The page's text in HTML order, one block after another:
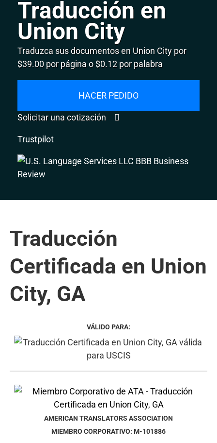
Traducción en
Union City
Traduzca sus documentos en Union City por
$39.00 por página o $0.12 por palabra
HACER PEDIDO
Solicitar una cotización
Trustpilot
Traducción
Certificada en Union
City, GA
VÁLIDO PARA:
AMERICAN TRANSLATORS ASSOCIATION
MIEMBRO CORPORATIVO: M-101886